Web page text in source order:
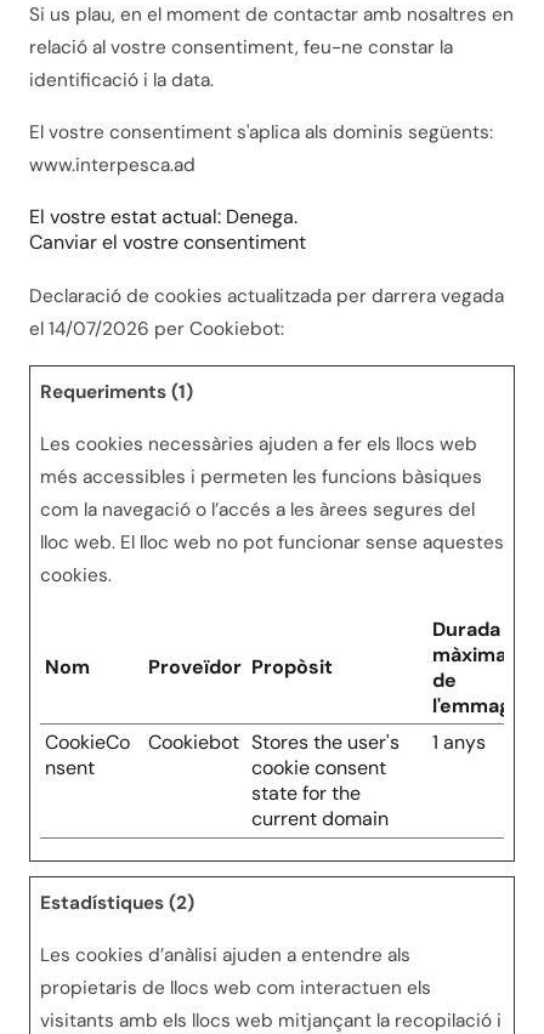
Si us plau, en el moment de contactar amb nosaltres en
relació al vostre consentiment, feu-ne constar la
identificació i la data.
El vostre consentiment s'aplica als dominis següents:
www.interpesca.ad
El vostre estat actual: Denega.
Canviar el vostre consentiment
Declaració de cookies actualitzada per darrera vegada
el 14/07/2026 per Cookiebot:
Requeriments (1)
Les cookies necessàries ajuden a fer els llocs web
més accessibles i permeten les funcions bàsiques
com la navegació o l’accés a les àrees segures del
lloc web. El lloc web no pot funcionar sense aquestes
cookies.
Nom Proveïdor Propòsit
Durada
màxima
de
CookieCo
nsent
Cookiebot Stores the user's
cookie consent
state for the
current domain
1 anys
Estadístiques (2)
Les cookies d’anàlisi ajuden a entendre als
propietaris de llocs web com interactuen els
visitants amb els llocs web mitjançant la recopilació i